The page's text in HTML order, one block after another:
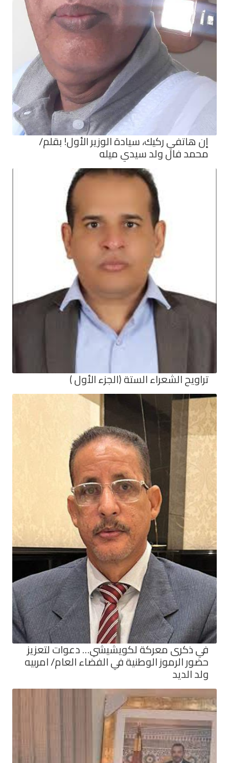
إن هاتفي ركيك، سيادة الوزير الأول! بقلم/
محمد فال ولد سيدي ميله
تراويح الشعراء الستة (الجزء الأول )
في ذكرى معركة لكويشيشي… دعوات لتعزيز
حضور الرموز الوطنية في الفضاء العام/ امربيه
ولد الديد